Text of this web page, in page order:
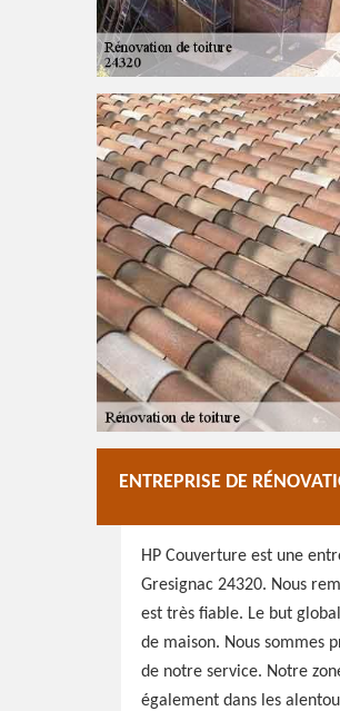
ENTREPRISE DE
HP Couverture est une
Gresignac 24320. Nous
est très fiable. Le but
de maison. Nous sommes
de notre service. Notre
également dans les